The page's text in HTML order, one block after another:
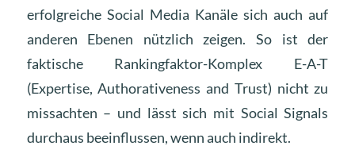
erfolgreiche Social Media Kanäle sich auch auf
anderen Ebenen nützlich zeigen. So ist der
faktische Rankingfaktor-Komplex E-A-T
(Expertise, Authorativeness and Trust) nicht zu
missachten – und lässt sich mit Social Signals
durchaus beeinflussen, wenn auch indirekt.